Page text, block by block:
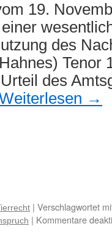
19.
des
Tenor
des
→
| Verschlagwortet
| Kommentare